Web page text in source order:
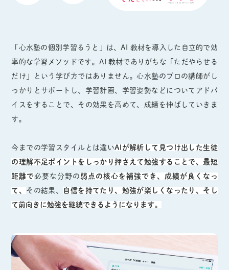
「心水塾の個別学習るうと」は、AI 教材を導入した自立的で効
率的な学習メソッドです。AI 教材でありがちな「ただやらせる
だけ」という学び方ではありません。心水塾のプロの講師がし
っかりとサポートし、学習計画、学習姿勢などについてアドバ
イスをすることで、その効果を高めて、成績を伸ばしていきま
す。
今までの学習スタイルとは違いAIが解析して見つけ出した生徒
の理解不足ポイントをしっかり押さえて勉強することで、最短
距離で必要な分野の 弱点の核心を補強でき、成績が良くなっ
て、 その結果、
自信を持てたり、勉強が楽しくなったり、そし
て前向きに勉強を継続できるようになります。